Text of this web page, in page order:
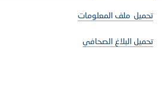
تحميل ملف المعلومات
تحميل البلاغ الصحافي